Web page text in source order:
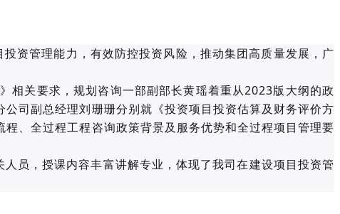
资管理能力，有效防控投资风险，推动集团高质量发展，广
相关要求，规划咨询一部副部长黄瑶着重从2023版大纲的政
司副总经理刘珊珊分别就《投资项目投资估算及财务评价方
、全过程工程咨询政策背景及服务优势和全过程项目管理要
员，授课内容丰富讲解专业，体现了我司在建设项目投资管